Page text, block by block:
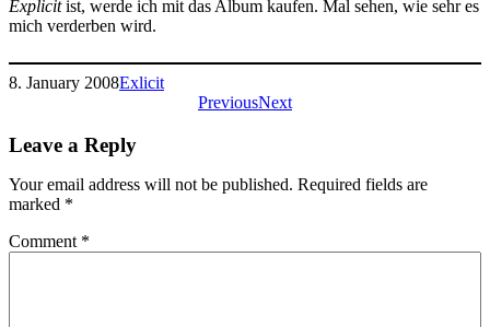
Explicitist, werde ich mit das Album kaufen. Mal sehen, wie sehr es
mich verderben wird.
8. January 2008Exlicit
PreviousNext
Leave a Reply
Your email address will not be published. Required fields are
marked *
Comment *